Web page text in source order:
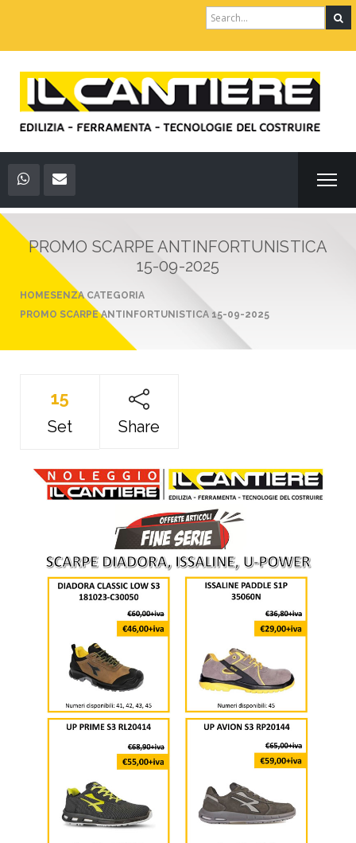
Search
for:
PROMO SCARPE ANTINFORTUNISTICA
15-09-2025
HOMESENZA CATEGORIA
PROMO SCARPE ANTINFORTUNISTICA 15-09-2025
15
Set Share